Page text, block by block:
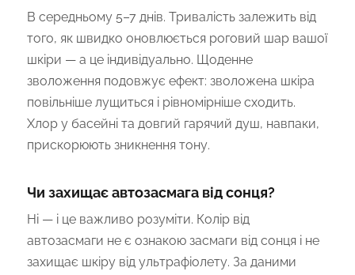
В середньому 5–7 днів. Тривалість залежить від
того, як швидко оновлюється роговий шар вашої
шкіри — а це індивідуально. Щоденне
зволоження подовжує ефект: зволожена шкіра
повільніше лущиться і рівномірніше сходить.
Хлор у басейні та довгий гарячий душ, навпаки,
прискорюють зникнення тону.
Чи захищає автозасмага від сонця?
Ні — і це важливо розуміти. Колір від
автозасмаги не є ознакою засмаги від сонця і не
захищає шкіру від ультрафіолету. За даними